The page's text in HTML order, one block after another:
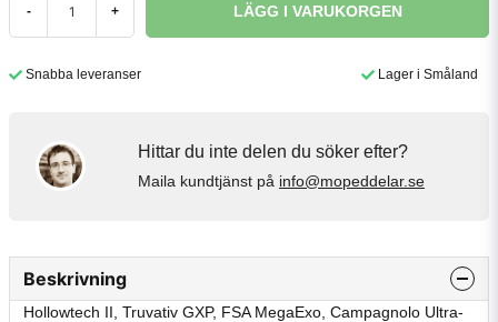
- + LÄGG I VARUKORGEN
Snabba leveranser Lager i Småland
Hittar du inte delen du söker efter?
Maila kundtjänst på info@mopeddelar.se
Beskrivning
Hollowtech II, Truvativ GXP, FSA MegaExo, Campagnolo Ultra-